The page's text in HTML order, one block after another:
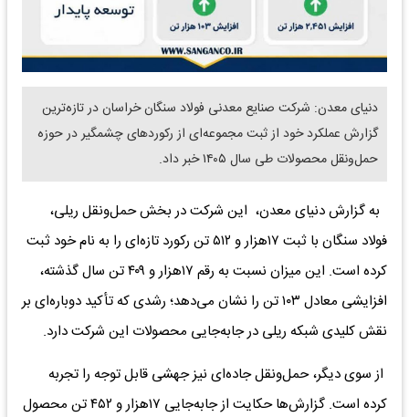
دنیای معدن: شرکت صنایع معدنی فولاد سنگان خراسان در تازه‌ترین
گزارش عملکرد خود از ثبت مجموعه‌ای از رکوردهای چشمگیر در حوزه
حمل‌ونقل محصولات طی سال ۱۴۰۵ خبر داد.
به گزارش دنیای معدن، این شرکت در بخش حمل‌ونقل ریلی،
فولاد سنگان با ثبت ۱۷هزار و ۵۱۲ تن رکورد تازه‌ای را به نام خود ثبت
کرده است. این میزان نسبت به رقم ۱۷هزار و ۴۰۹ تن سال گذشته،
افزایشی معادل ۱۰۳ تن را نشان می‌دهد؛ رشدی که تأکید دوباره‌ای بر
نقش کلیدی شبکه ریلی در جابه‌جایی محصولات این شرکت دارد.
از سوی دیگر، حمل‌ونقل جاده‌ای نیز جهشی قابل توجه را تجربه
کرده است. گزارش‌ها حکایت از جابه‌جایی ۱۷هزار و ۴۵۲ تن محصول